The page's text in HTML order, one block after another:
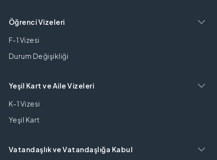
Öğrenci Vizeleri
F-1 Vizesi
Durum Değişikliği
Yeşil Kart ve Aile Vizeleri
K-1 Vizesi
Yeşil Kart
Vatandaşlık ve Vatandaşlığa Kabul